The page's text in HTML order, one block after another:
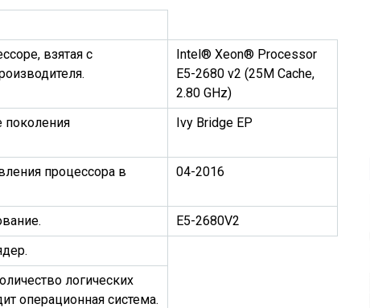
взятая с
Intel® Xeon® Processor
E5-2680 v2 (25M Cache,
2.80 GHz)
поколения
Ivy Bridge EP
процессора в
04-2016
E5-2680V2
логических
операционная система.